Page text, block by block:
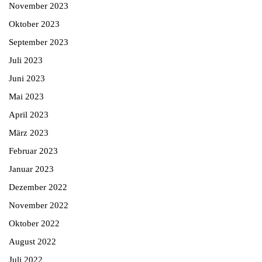
November 2023
Oktober 2023
September 2023
Juli 2023
Juni 2023
Mai 2023
April 2023
März 2023
Februar 2023
Januar 2023
Dezember 2022
November 2022
Oktober 2022
August 2022
Juli 2022